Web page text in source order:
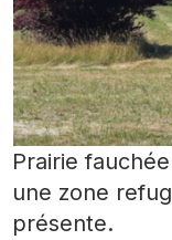
Prairie
une zone
présente.